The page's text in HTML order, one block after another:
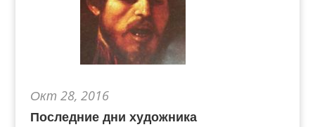
Окт 28, 2016
Последние дни художника